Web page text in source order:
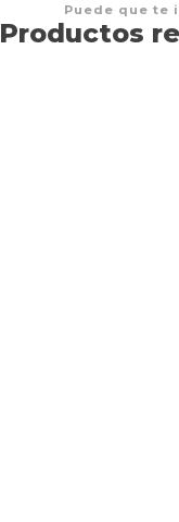
Puede que te
Productos